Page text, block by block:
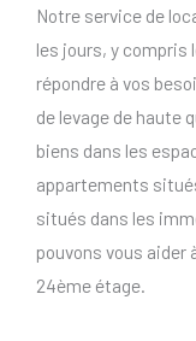
Notre service de
les jours, y compris
répondre à vos
de levage de haute
biens dans les
appartements
situés dans les
pouvons vous aider
24ème étage.